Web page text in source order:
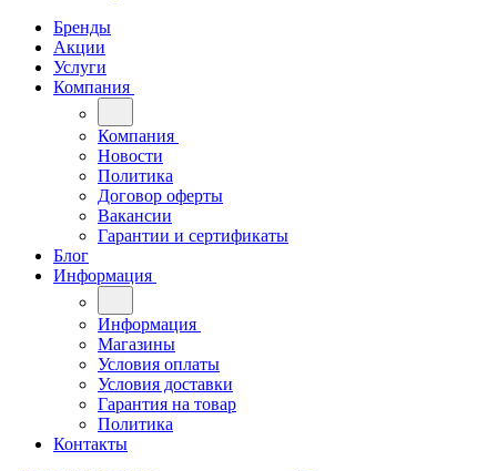
Бренды
Акции
Услуги
Компания
Компания
Новости
Политика
Договор оферты
Вакансии
Гарантии и сертификаты
Блог
Информация
Информация
Магазины
Условия оплаты
Условия доставки
Гарантия на товар
Политика
Контакты